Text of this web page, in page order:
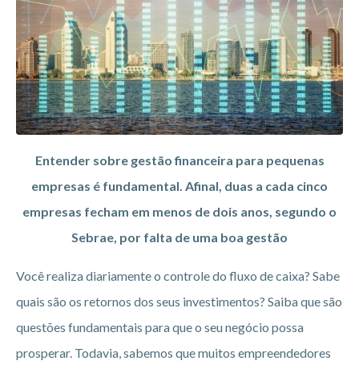
Entender sobre gestão financeira para pequenas
empresas é fundamental. Afinal, duas a cada cinco
empresas fecham em menos de dois anos, segundo o
Sebrae, por falta de uma boa gestão
Você realiza diariamente o controle do fluxo de caixa? Sabe
quais são os retornos dos seus investimentos? Saiba que são
questões fundamentais para que o seu negócio possa
prosperar. Todavia, sabemos que muitos empreendedores